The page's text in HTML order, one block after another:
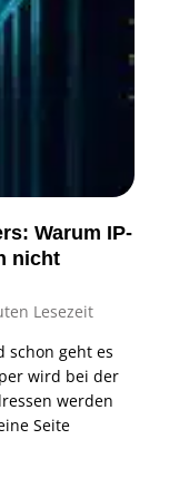
Warum IP-
nicht
Lesezeit
schon geht es
wird bei der
werden
Seite